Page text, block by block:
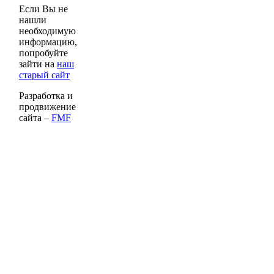
Если Вы не
нашли
необходимую
информацию,
попробуйте
зайти на наш
старый сайт
Разработка и
продвижение
сайта – FMF